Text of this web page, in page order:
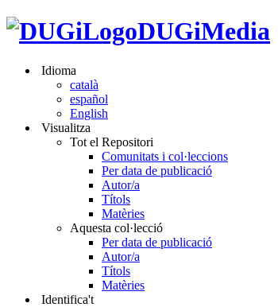
DUGiMedia
Idioma
català
español
English
Visualitza
Tot el Repositori
Comunitats i col·leccions
Per data de publicació
Autor/a
Títols
Matèries
Aquesta col·lecció
Per data de publicació
Autor/a
Títols
Matèries
Identifica't